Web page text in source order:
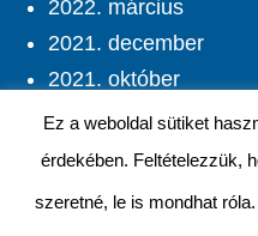
2022. március
2021. december
2021. október
2021. szeptember
2021. augusztus
Ez a weboldal sütiket
érdekében. Feltételezzük,
szeretné, le is mondhat róla.